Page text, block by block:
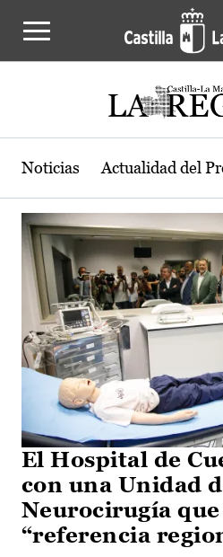
Actualidad de la
Noticias Actualidad del
El Hospital de
con una Unidad
Neurocirugía que
“referencia